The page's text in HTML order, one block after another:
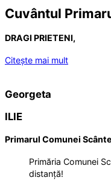
Cuvântul
DRAGI PRIETENI,
Citește mai mult
Georgeta
ILIE
Primarul Comunei
Primăria Comunei
distanță!